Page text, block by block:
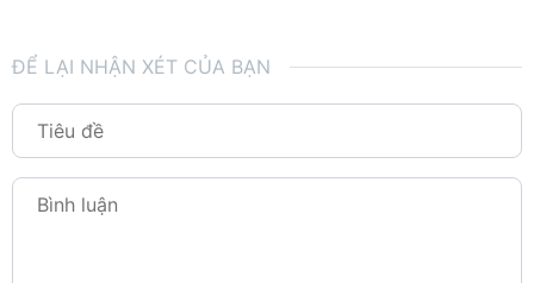
ĐỂ LẠI NHẬN XÉT CỦA BẠN